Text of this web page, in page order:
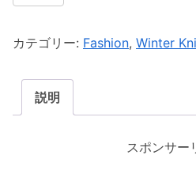
カテゴリー: Fashion, Winter
説明
スポンサー